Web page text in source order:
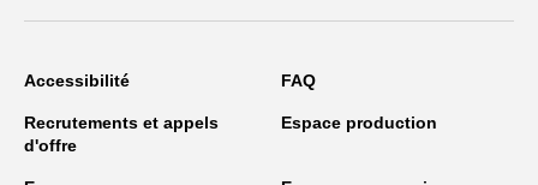
Accessibilité FAQ
Recrutements et appels
d'offre
Espace production